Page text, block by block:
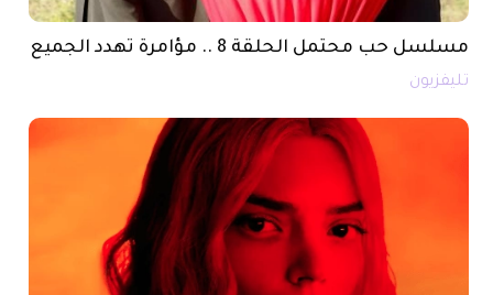
مسلسل حب محتمل الحلقة 8 .. مؤامرة تهدد الجميع
تليفزيون